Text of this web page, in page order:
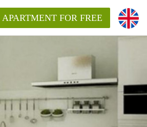
FOR FREE